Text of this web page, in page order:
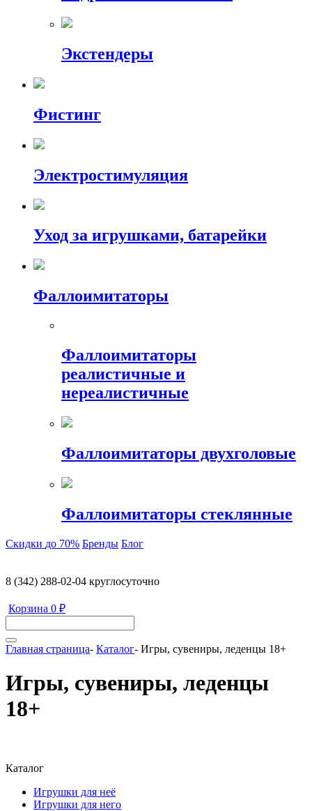
Экстендеры
Фистинг
Электростимуляция
Уход за игрушками, батарейки
Фаллоимитаторы
Фаллоимитаторы
реалистичные и
нереалистичные
Фаллоимитаторы двухголовые
Фаллоимитаторы стеклянные
Скидки до 70% Бренды Блог
8 (342) 288-02-04 круглосуточно
Корзина 0 ₽
Главная страница- Каталог- Игры, сувениры, леденцы 18+
Игры, сувениры, леденцы
18+
Каталог
Игрушки для неё
Игрушки для него